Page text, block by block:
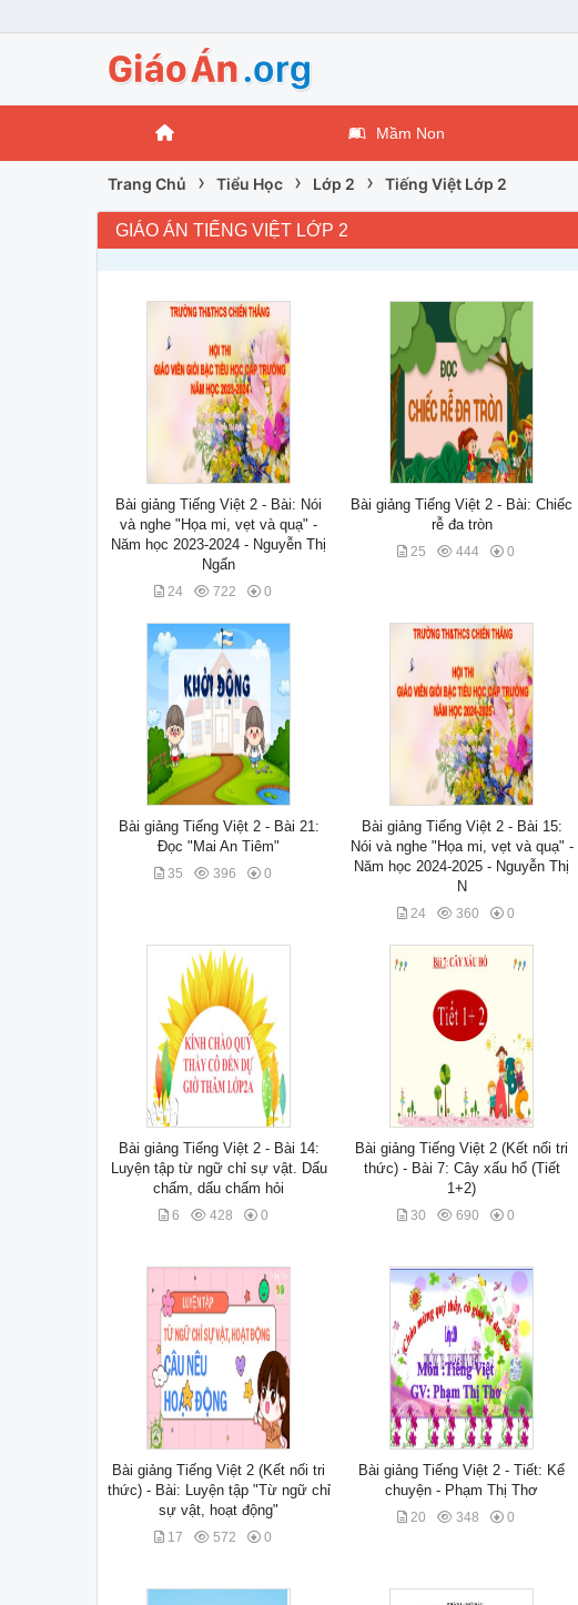
Mầm Non
Trang Chủ › Tiểu Học › Lớp 2 › Tiếng Việt Lớp 2
GIÁO ÁN TIẾNG VIỆT LỚP 2
Bài giảng Tiếng Việt 2 - Bài: Nói
và nghe "Họa mi, vẹt và quạ" -
Năm học 2023-2024 - Nguyễn Thị
Ngấn
24 722 0
Bài giảng Tiếng Việt 2 - Bài: Chiếc
rễ đa tròn
25 444 0
Bài giảng Tiếng Việt 2 - Bài 21:
Đọc "Mai An Tiêm"
35 396 0
Bài giảng Tiếng Việt 2 - Bài 15:
Nói và nghe "Họa mi, vẹt và quạ" -
Năm học 2024-2025 - Nguyễn Thị
N
24 360 0
Bài giảng Tiếng Việt 2 - Bài 14:
Luyện tập từ ngữ chỉ sự vật. Dấu
chấm, dấu chấm hỏi
6 428 0
Bài giảng Tiếng Việt 2 (Kết nối tri
thức) - Bài 7: Cây xấu hổ (Tiết
1+2)
30 690 0
Bài giảng Tiếng Việt 2 (Kết nối tri
thức) - Bài: Luyện tập "Từ ngữ chỉ
sự vật, hoạt động"
17 572 0
Bài giảng Tiếng Việt 2 - Tiết: Kể
chuyện - Phạm Thị Thơ
20 348 0